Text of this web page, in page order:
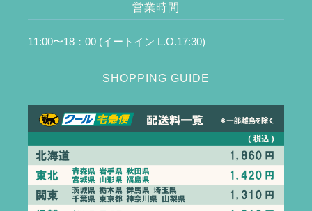
営業時間
11:00〜18：00 (イートイン L.O.17:30)
SHOPPING GUIDE